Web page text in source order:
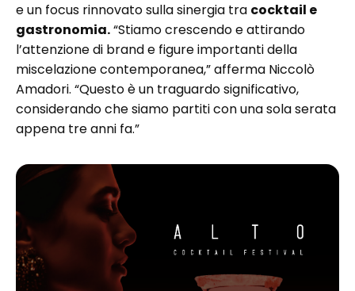
e un focus rinnovato sulla sinergia tra cocktail e
gastronomia.“Stiamo crescendo e attirando
l’attenzione di brand e figure importanti della
miscelazione contemporanea,” afferma Niccolò
Amadori. “Questo è un traguardo significativo,
considerando che siamo partiti con una sola serata
appena tre anni fa.”